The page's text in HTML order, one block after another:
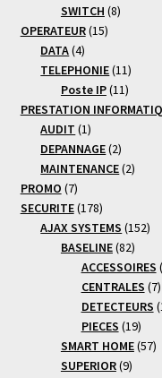
SWITCH 88
OPERATEUR 1515
DATA 44
produits
TELEPHONIE 1111
Poste IP 1111
PRESTATION
AUDIT 11
produit
DEPANNAGE 22
produits
MAINTENANCE 22
PROMO 77
produits
SECURITE 178178
produits
AJAX SYSTEMS 152152
BASELINE 8282
ACCESSOIRES
CENTRALES 77
DETECTEURS
PIECES 1919
SMART HOME 5757
SUPERIOR 99